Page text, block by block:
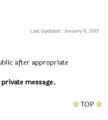
Last Updated : January 11, 2015
after appropriate
message.
TOP